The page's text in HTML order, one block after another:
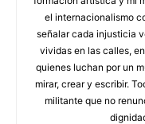
el internacionalismo
señalar cada injusticia
vividas en las calles,
quienes luchan por un
mirar, crear y escribir.
militante que no